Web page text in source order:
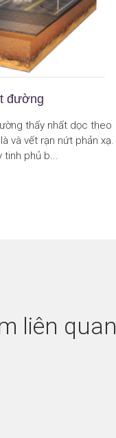
đường
thấy nhất dọc theo
và vết rạn nứt phản xạ.
tinh phủ b...
liên quan